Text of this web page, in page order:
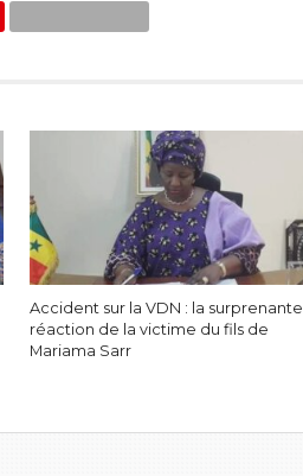
Accident sur la VDN : la surprenante
réaction de la victime du fils de
Mariama Sarr